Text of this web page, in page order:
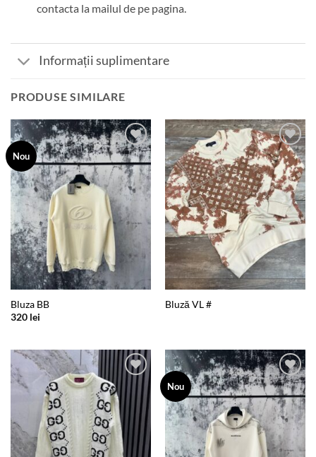
contacta la mailul de pe pagina.
Informații suplimentare
PRODUSE SIMILARE
Nou
Add to
wishlist
Bluza BB
320 lei
Add to
wishlist
Bluză VL #
Add to
wishlist
Nou
Add to
wishlist